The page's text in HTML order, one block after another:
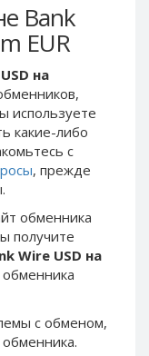
Bank
EUR
на
используете
какие-либо
с
, прежде
обменника
получите
Wire USD на
с обменом,
Skril EUR
Skril INR
Skril PLN
Skril GBP
Skril AUD
Skril NOK
USD
EUR
USD
Balance RUB
Balance UAH